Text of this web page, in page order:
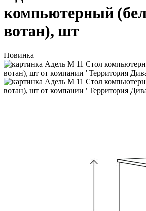
компьютерный
вотан), шт
Новинка